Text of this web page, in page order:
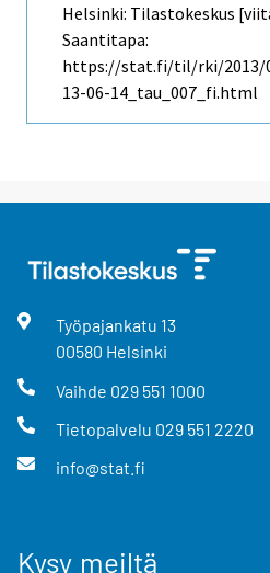
Helsinki: Tilastokeskus
Saantitapa:
https://stat.fi/til/rki/2013/
13-06-14_tau_007_fi.html
Työpajankatu 13
00580 Helsinki
Vaihde 029 551 1000
Tietopalvelu 029 551 2220
info@stat.fi
Kysy meiltä